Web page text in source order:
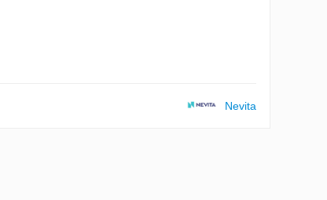
Nevita